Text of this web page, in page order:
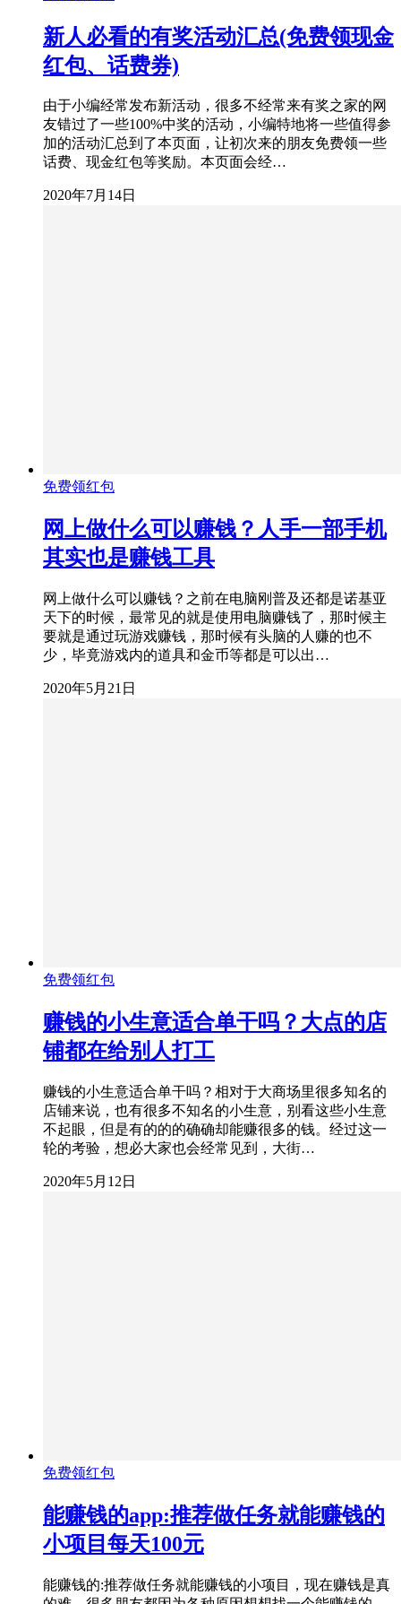
新人必看的有奖活动汇总(免费领现金
红包、话费券)
由于小编经常发布新活动，很多不经常来有奖之家的网
友错过了一些100%中奖的活动，小编特地将一些值得参
加的活动汇总到了本页面，让初次来的朋友免费领一些
话费、现金红包等奖励。本页面会经…
2020年7月14日
免费领红包
网上做什么可以赚钱？人手一部手机
其实也是赚钱工具
网上做什么可以赚钱？之前在电脑刚普及还都是诺基亚
天下的时候，最常见的就是使用电脑赚钱了，那时候主
要就是通过玩游戏赚钱，那时候有头脑的人赚的也不
少，毕竟游戏内的道具和金币等都是可以出…
2020年5月21日
免费领红包
赚钱的小生意适合单干吗？大点的店
铺都在给别人打工
赚钱的小生意适合单干吗？相对于大商场里很多知名的
店铺来说，也有很多不知名的小生意，别看这些小生意
不起眼，但是有的的的确确却能赚很多的钱。经过这一
轮的考验，想必大家也会经常见到，大街…
2020年5月12日
免费领红包
能赚钱的app:推荐做任务就能赚钱的
小项目每天100元
能赚钱的:推荐做任务就能赚钱的小项目，现在赚钱是真